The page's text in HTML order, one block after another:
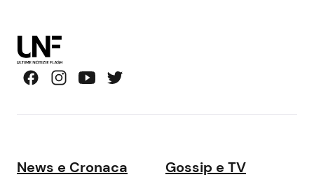
News e Cronaca Gossip e TV